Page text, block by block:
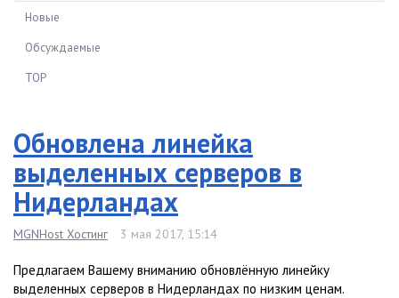
Новые
Обсуждаемые
TOP
Обновлена линейка
выделенных серверов в
Нидерландах
MGNHost Хостинг 3 мая 2017, 15:14
Предлагаем Вашему вниманию обновлённую линейку
выделенных серверов в Нидерландах по низким ценам.